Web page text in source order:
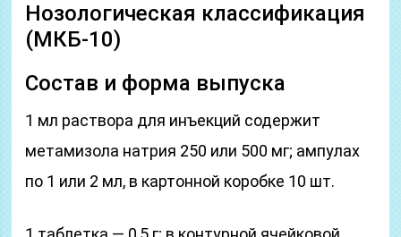
Нозологическая классификация
(МКБ-10)
Состав и форма выпуска
1 мл раствора для инъекций содержит
метамизола натрия 250 или 500 мг; ампулах
по 1 или 2 мл, в картонной коробке 10 шт.